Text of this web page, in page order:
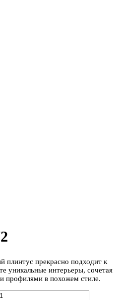
плинтус прекрасно подходит к
уникальные интерьеры, сочетая
профилями в похожем стиле.